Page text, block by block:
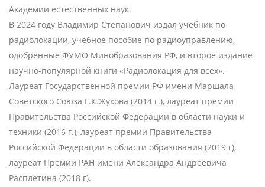
Академии естественных наук.
В 2024 году Владимир Степанович издал учебник по
радиолокации, учебное пособие по радиоуправлению,
одобренные ФУМО Минобразования РФ, и второе издание
научно-популярной книги «Радиолокация для всех».
Лауреат Государственной премии РФ имени Маршала
Советского Союза Г.К.Жукова (2014 г.), лауреат премии
Правительства Российской Федерации в области науки и
техники (2016 г.), лауреат премии Правительства
Российской Федерации в области образования (2019 г),
лауреат Премии РАН имени Александра Андреевича
Расплетина (2018 г).